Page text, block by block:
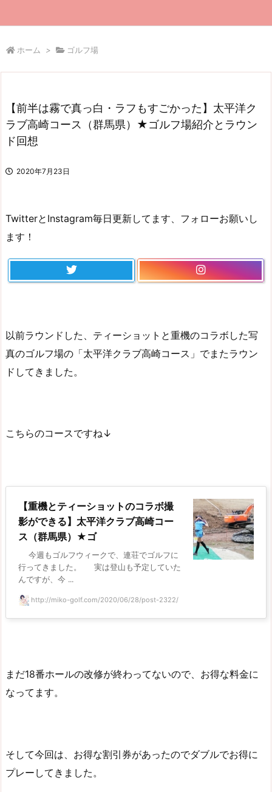
ホーム > ゴルフ場
【前半は霧で真っ白・ラフもすごかった】太平洋ク
ラブ高崎コース（群馬県）★ゴルフ場紹介とラウン
ド回想
2020年7月23日
TwitterとInstagram毎日更新してます、フォローお願いし
ます！
以前ラウンドした、ティーショットと重機のコラボした写
真のゴルフ場の「太平洋クラブ高崎コース」でまたラウン
ドしてきました。
こちらのコースですね↓
【重機とティーショットのコラボ撮
影ができる】太平洋クラブ高崎コー
ス（群馬県）★ゴ
今週もゴルフウィークで、連荘でゴルフに
行ってきました。 実は登山も予定していた
んですが、今 ...
http://miko-golf.com/2020/06/28/post-2322/
まだ18番ホールの改修が終わってないので、お得な料金に
なってます。
そして今回は、お得な割引券があったのでダブルでお得に
プレーしてきました。